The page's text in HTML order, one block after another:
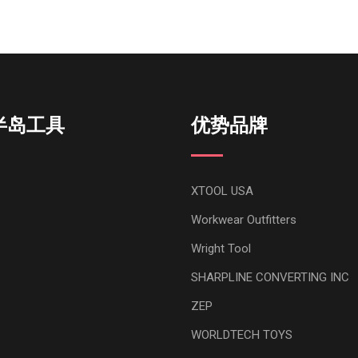
岛工具 优势品牌
XTOOL USA
Workwear Outfitters
Wright Tool
SHARPLINE CONVERTING INC
ZEP
WORLDTECH TOYS